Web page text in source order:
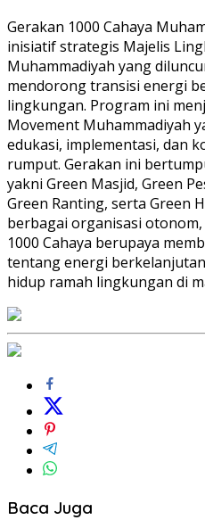
Gerakan 1000 Cahaya
inisiatif strategis Majelis
Muhammadiyah yang
mendorong transisi energi
lingkungan. Program ini
Movement Muhammadiyah
edukasi, implementasi, dan
rumput. Gerakan ini
yakni Green Masjid, Green
Green Ranting, serta Green
berbagai organisasi
1000 Cahaya berupaya
tentang energi
hidup ramah lingkungan di
Baca Juga